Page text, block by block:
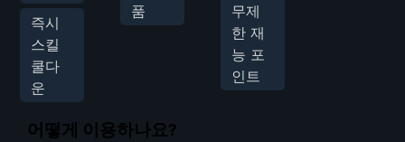
즉시
스킬
쿨다
운
품
무제
한 재
능 포
인트
어떻게 이용하나요?